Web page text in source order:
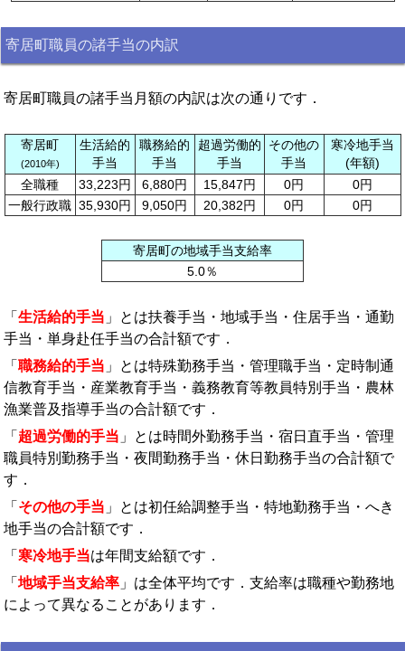
寄居町職員の諸手当の内訳
寄居町職員の諸手当月額の内訳は次の通りです．
寄居町
(2010年)
生活給的
手当
職務給的
手当
超過労働的
手当
その他の
手当
寒冷地手当
(年額)
全職種
33,223円 6,880円 15,847円 0円
0円
一般行政職 35,930円 9,050円 20,382円 0円 0円
寄居町の地域手当支給率
5.0％
「 生活給的手当 」とは扶養手当・地域手当・住居手当・通勤
手当・単身赴任手当の合計額です．
「 職務給的手当 」とは特殊勤務手当・管理職手当・定時制通
信教育手当・産業教育手当・義務教育等教員特別手当・農林
漁業普及指導手当の合計額です．
「 超過労働的手当 」とは時間外勤務手当・宿日直手当・管理
職員特別勤務手当・夜間勤務手当・休日勤務手当の合計額で
す．
「 その他の手当 」とは初任給調整手当・特地勤務手当・へき
地手当の合計額です．
「 寒冷地手当は年間支給額です．
「 地域手当支給率 」は全体平均です．支給率は職種や勤務地
によって異なることがあります．